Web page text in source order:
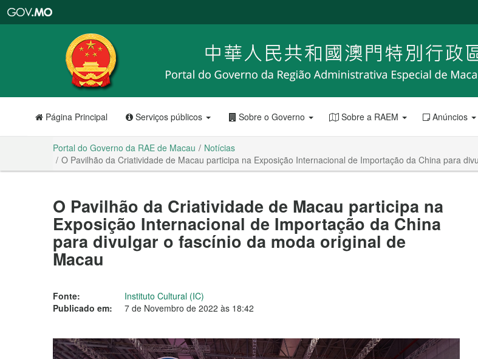
RAE
de
Macau
Página Principal Serviços públicos Sobre o Governo Sobre a RAEM Anúncios
Portal do Governo da RAE de Macau
Notícias
O Pavilhão da Criatividade de Macau participa na Exposição Internacional de Importação da China para
O Pavilhão da Criatividade de Macau participa na
Exposição Internacional de Importação da China
para divulgar o fascínio da moda original de
Macau
Fonte:
Instituto Cultural (IC)
Publicado em:
7 de Novembro de 2022 às 18:42